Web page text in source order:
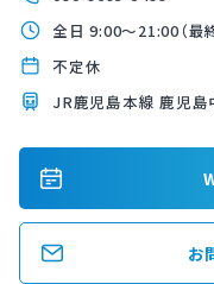
全日 9:00〜21:00（最
不定休
JR鹿児島本線 鹿児島
お